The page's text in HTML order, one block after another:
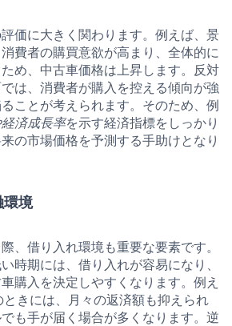
価に大きく関わります。例えば、景
費者の購買意欲が高まり、全体的に
め、中古車価格は上昇します。反対
は、消費者が購入を控える傾向が強
ことが考えられます。そのため、例
済成長率を示す経済指標をしっかり
の市場価格を予測する手助けとなり
環境
、借り入れ環境も重要な要素です。
時期には、借り入れが容易になり、
購入を決定しやすくなります。例え
ときには、月々の返済額も抑えられ
も手が届く場合が多くなります。逆